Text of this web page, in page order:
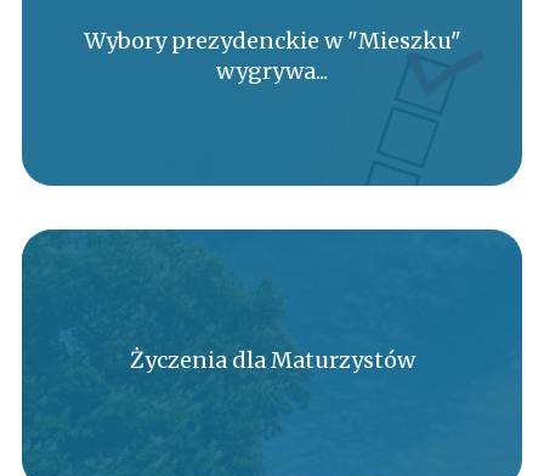
Wybory prezydenckie w "Mieszku"
wygrywa...
Życzenia dla Maturzystów